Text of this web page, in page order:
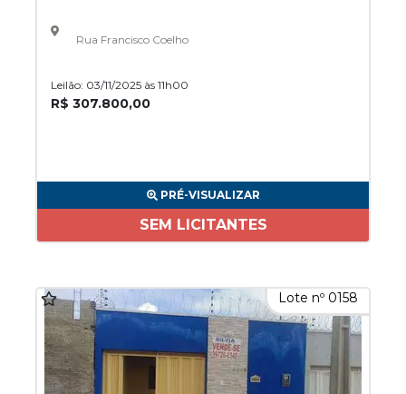
Rua Francisco Coelho
Leilão: 03/11/2025 às 11h00
R$ 307.800,00
PRÉ-VISUALIZAR
SEM LICITANTES
Lote nº 0158